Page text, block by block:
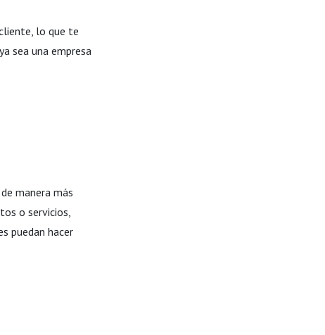
lo que te
sea una empresa
manera más
o servicios,
puedan hacer